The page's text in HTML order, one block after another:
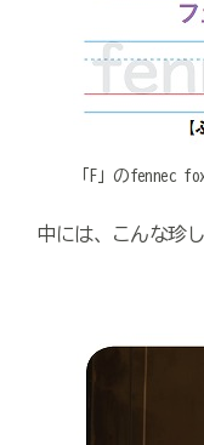
「F」のfennec
中には、こんな珍し